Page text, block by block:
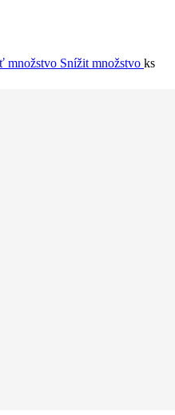
množstvo Snížit množstvo ks